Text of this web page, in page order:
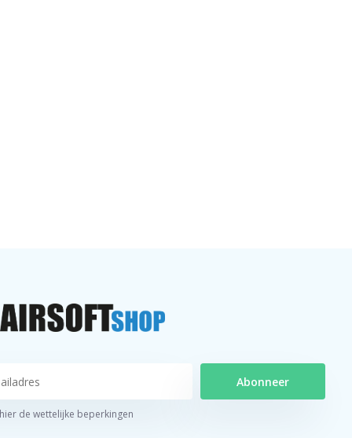
Abonneer
de wettelijke beperkingen